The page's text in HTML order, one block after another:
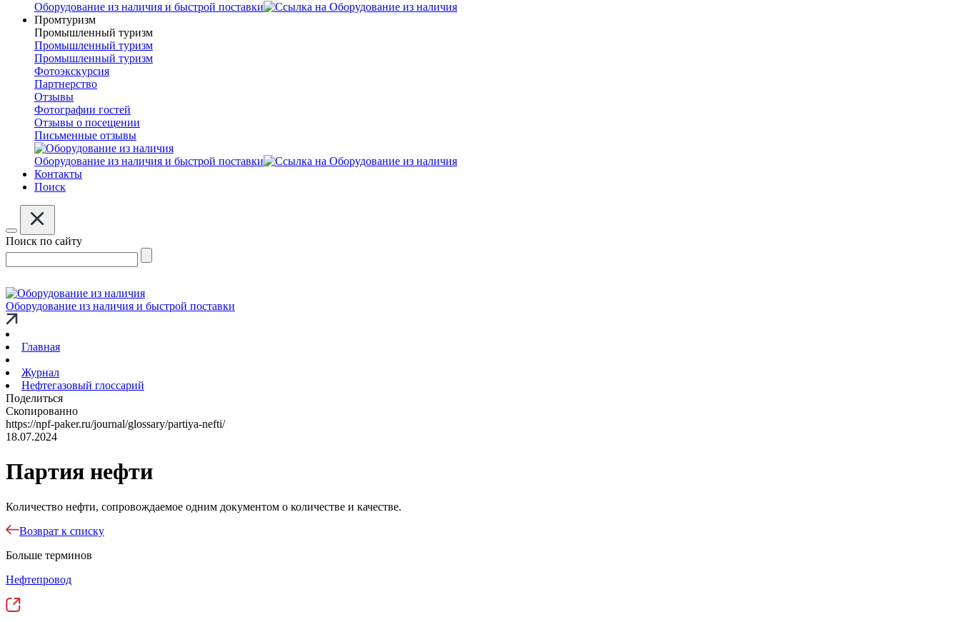
Оборудование из наличия и быстрой поставки
Промтуризм
Промышленный туризм
Промышленный туризм
Промышленный туризм
Фотоэкскурсия
Партнерство
Отзывы
Фотографии гостей
Отзывы о посещении
Письменные отзывы
Оборудование из наличия и быстрой поставки
Контакты
Поиск
Поиск по сайту
Оборудование из наличия и быстрой поставки
Главная
Журнал
Нефтегазовый глоссарий
Поделиться
Скопированно
https://npf-paker.ru/journal/glossary/partiya-nefti/
18.07.2024
Партия нефти
Количество нефти, сопровождаемое одним документом о количестве и качестве.
Возврат к списку
Больше терминов
Нефтепровод